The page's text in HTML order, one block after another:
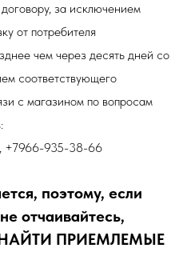
за исключением
от потребителя
чем через десять дней со
соответствующего
с магазином по вопросам
+7966-935-38-66
поэтому, если
отчаивайтесь,
ПРИЕМЛЕМЫЕ